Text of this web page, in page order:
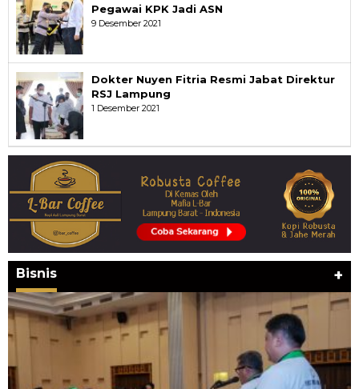
Pegawai KPK Jadi ASN
9 Desember 2021
Dokter Nuyen Fitria Resmi Jabat Direktur
RSJ Lampung
1 Desember 2021
Bisnis +